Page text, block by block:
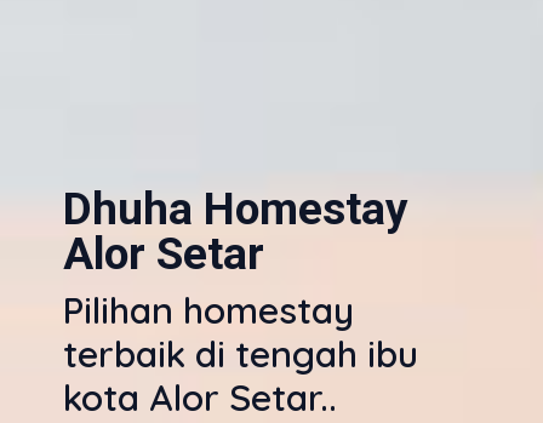
Dhuha Homestay
Alor Setar
Pilihan homestay
terbaik di tengah ibu
kota Alor Setar..